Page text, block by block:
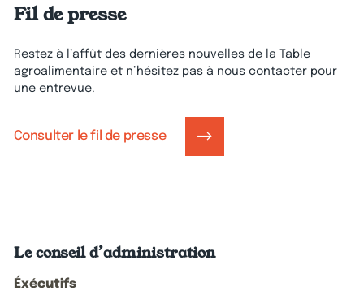
Fil de presse
Restez à l’affût des dernières nouvelles de la Table
agroalimentaire et n’hésitez pas à nous contacter pour
une entrevue.
Consulter le fil de presse
Le conseil d’administration
Éxécutifs